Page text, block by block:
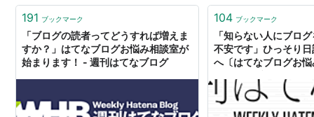
191 ブックマーク
「ブログの読者ってどうすれば増えま
すか？」はてなブログお悩み相談室が
始まります！ - 週刊はてなブログ
104 ブックマーク
「知らない人にブロ
不安です」ひっそり
へ〔はてなブログお